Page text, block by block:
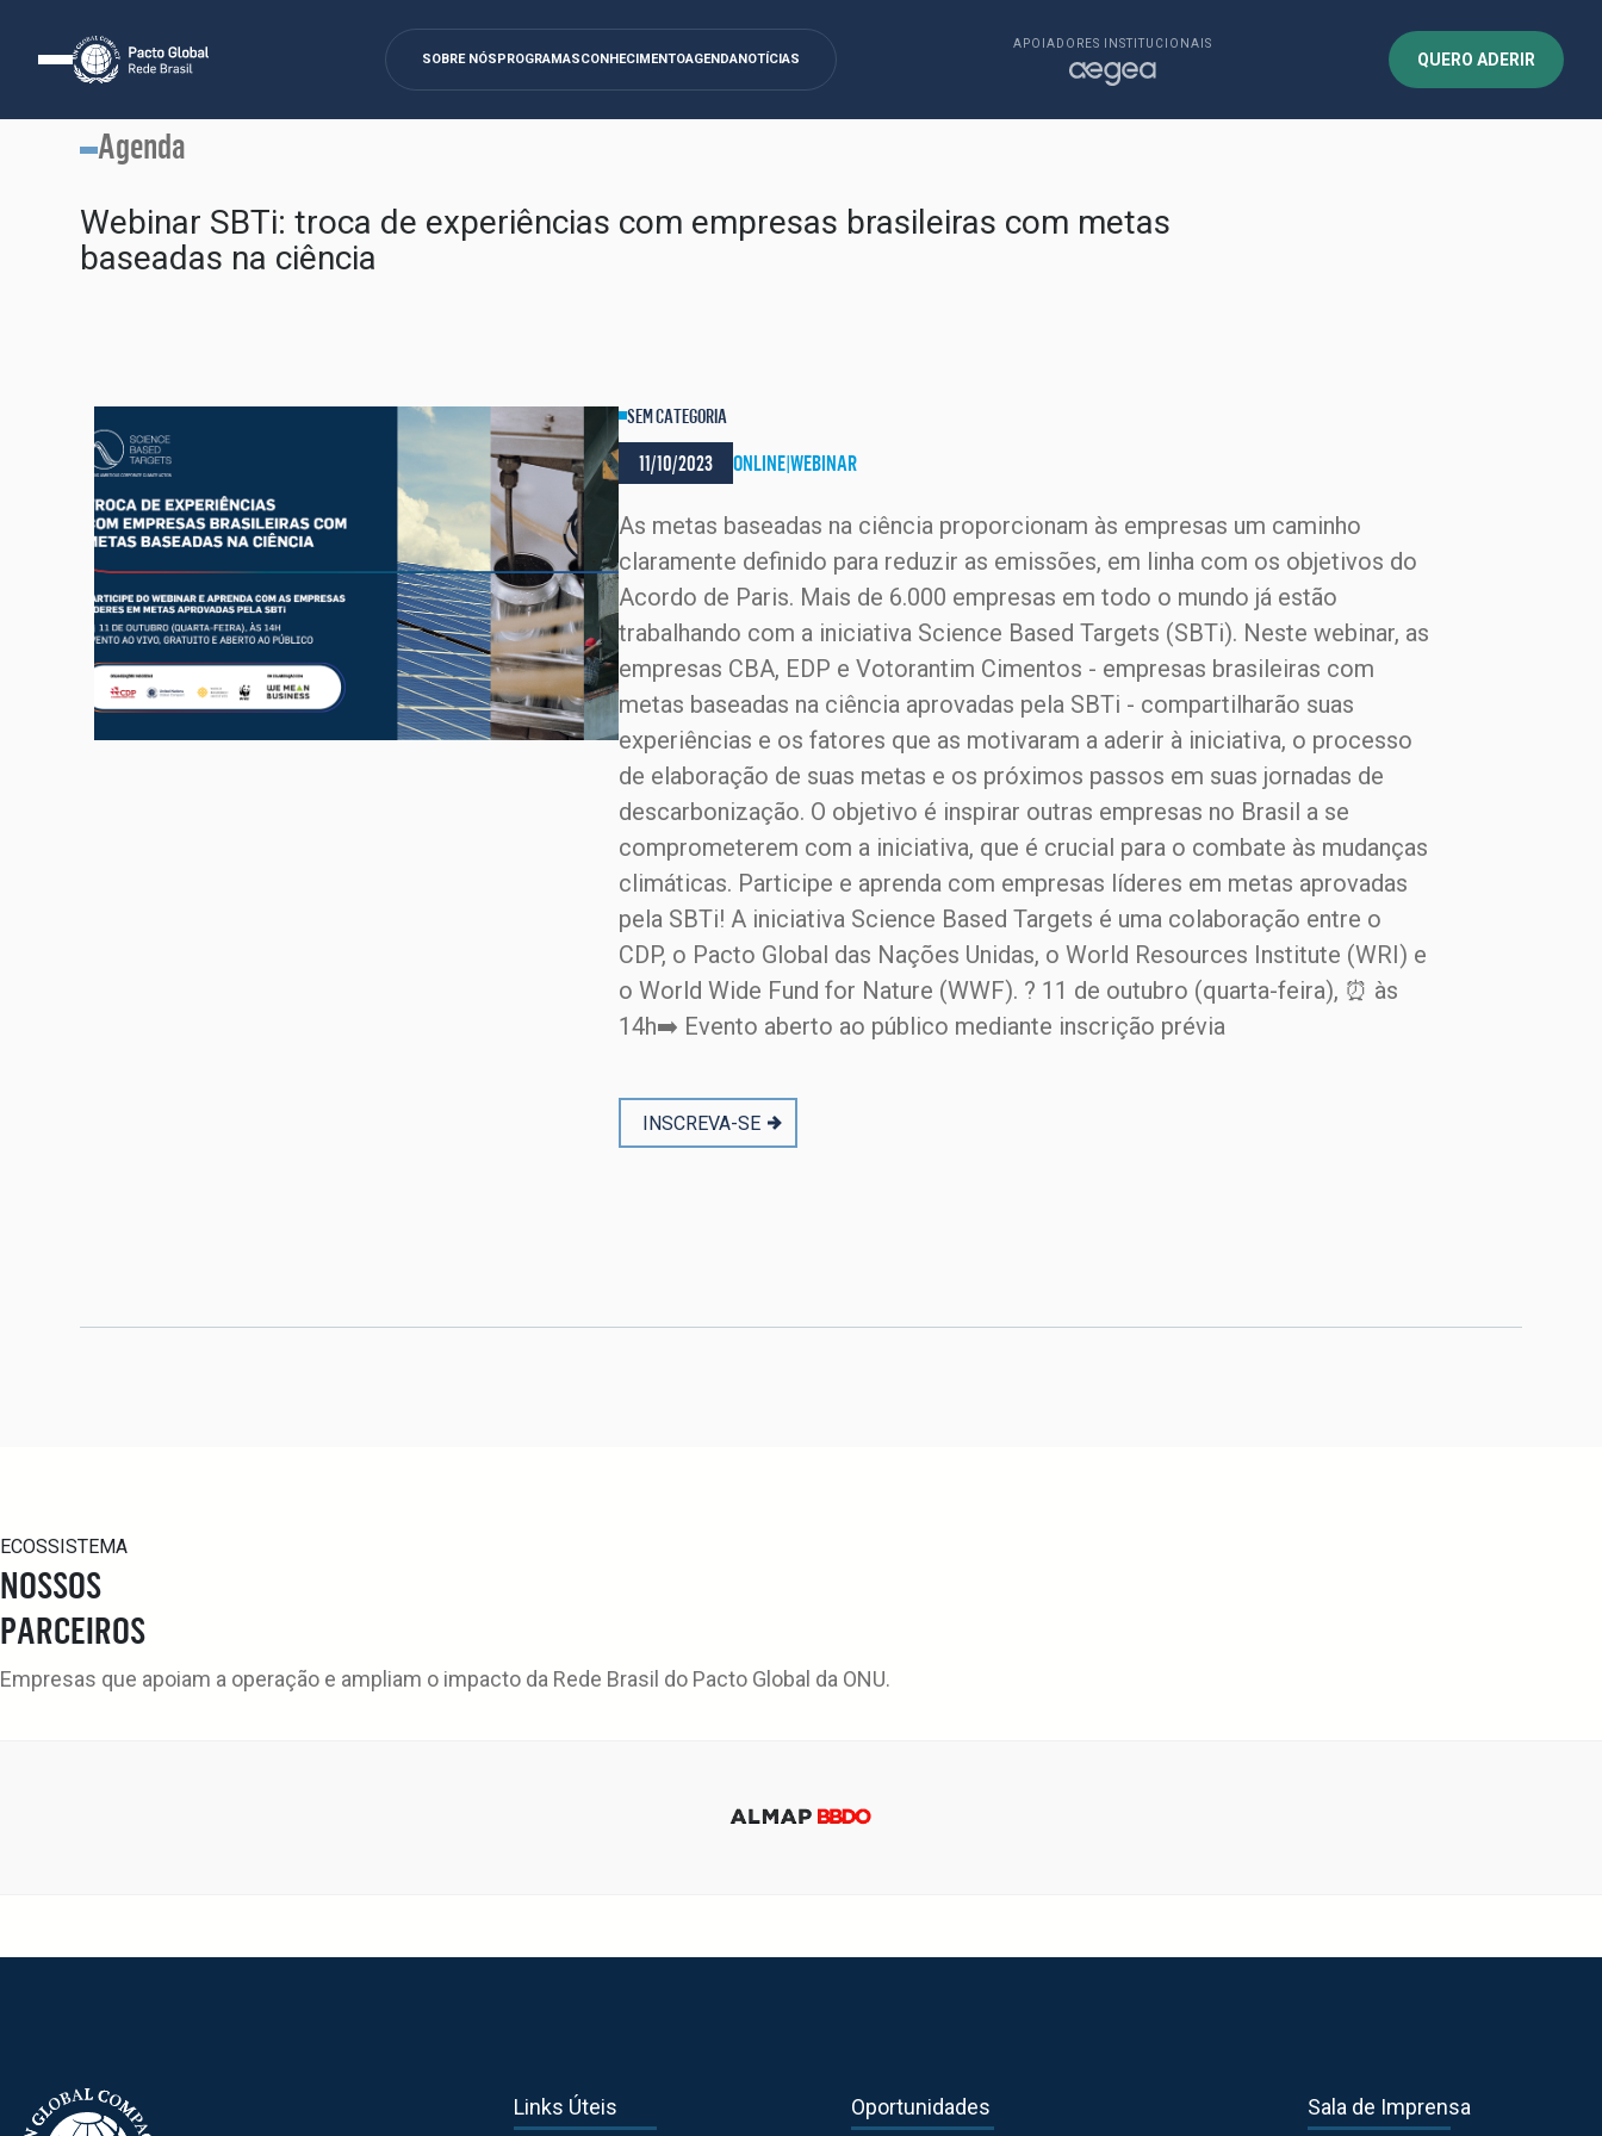
SOBRE NÓSPROGRAMASCONHECIMENTOAGENDANOTÍCIAS
APOIADORES INSTITUCIONAIS
QUERO ADERIR
Agenda
Webinar SBTi: troca de experiências com empresas brasileiras com metas
baseadas na ciência
SEM CATEGORIA
11/10/2023 ONLINE|WEBINAR
As metas baseadas na ciência proporcionam às empresas um caminho
claramente definido para reduzir as emissões, em linha com os objetivos do
Acordo de Paris. Mais de 6.000 empresas em todo o mundo já estão
trabalhando com a iniciativa Science Based Targets (SBTi). Neste webinar, as
empresas CBA, EDP e Votorantim Cimentos - empresas brasileiras com
metas baseadas na ciência aprovadas pela SBTi - compartilharão suas
experiências e os fatores que as motivaram a aderir à iniciativa, o processo
de elaboração de suas metas e os próximos passos em suas jornadas de
descarbonização. O objetivo é inspirar outras empresas no Brasil a se
comprometerem com a iniciativa, que é crucial para o combate às mudanças
climáticas. Participe e aprenda com empresas líderes em metas aprovadas
pela SBTi! A iniciativa Science Based Targets é uma colaboração entre o
CDP, o Pacto Global das Nações Unidas, o World Resources Institute (WRI) e
o World Wide Fund for Nature (WWF). ? 11 de outubro (quarta-feira), ⏰ às
14h➡️ Evento aberto ao público mediante inscrição prévia
INSCREVA-SE
ECOSSISTEMA
NOSSOS
PARCEIROS
Empresas que apoiam a operação e ampliam o impacto da Rede Brasil do Pacto Global da ONU.
Links Úteis Oportunidades Sala de Imprensa